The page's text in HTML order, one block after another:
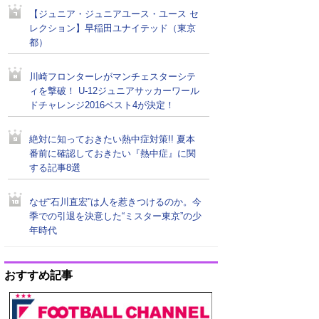
【ジュニア・ジュニアユース・ユース セ
レクション】早稲田ユナイテッド（東京
都）
川崎フロンターレがマンチェスターシテ
ィを撃破！ U-12ジュニアサッカーワール
ドチャレンジ2016ベスト4が決定！
絶対に知っておきたい熱中症対策!! 夏本
番前に確認しておきたい『熱中症』に関
する記事8選
なぜ“石川直宏”は人を惹きつけるのか。今
季での引退を決意した“ミスター東京”の少
年時代
おすすめ記事